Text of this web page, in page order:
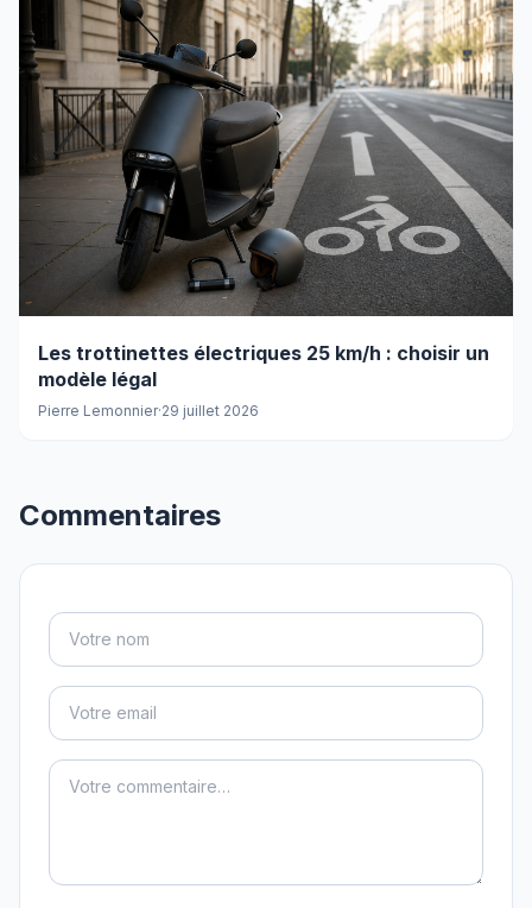
Les trottinettes électriques 25 km/h : choisir un
modèle légal
Pierre Lemonnier·29 juillet 2026
Commentaires